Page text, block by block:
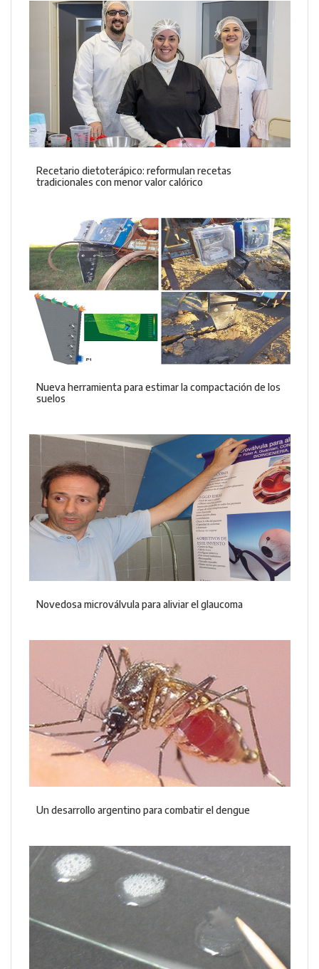
Recetario dietoterápico: reformulan recetas
tradicionales con menor valor calórico
Nueva herramienta para estimar la compactación de los
suelos
Novedosa microválvula para aliviar el glaucoma
Un desarrollo argentino para combatir el dengue